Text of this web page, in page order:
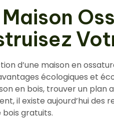
d’une maison en
écologiques et
en bois, trouver un
il existe aujourd’hui
gratuits.